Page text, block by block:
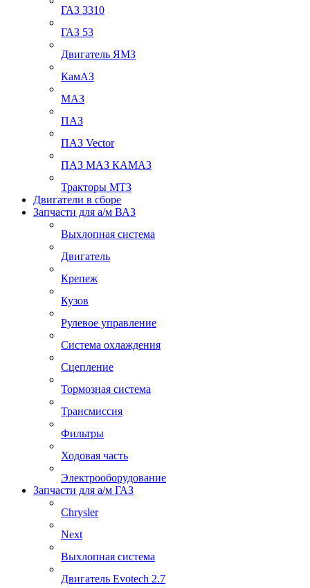
ГАЗ 3310
ГАЗ 53
Двигатель ЯМЗ
КамАЗ
МАЗ
ПАЗ
ПАЗ Vector
ПАЗ МАЗ КАМАЗ
Тракторы МТЗ
Двигатели в сборе
Запчасти для а/м ВАЗ
Выхлопная система
Двигатель
Крепеж
Кузов
Рулевое управление
Система охлаждения
Сцепление
Тормозная система
Трансмиссия
Фильтры
Ходовая часть
Электрооборудование
Запчасти для а/м ГАЗ
Chrysler
Next
Выхлопная система
Двигатель Evotech 2.7